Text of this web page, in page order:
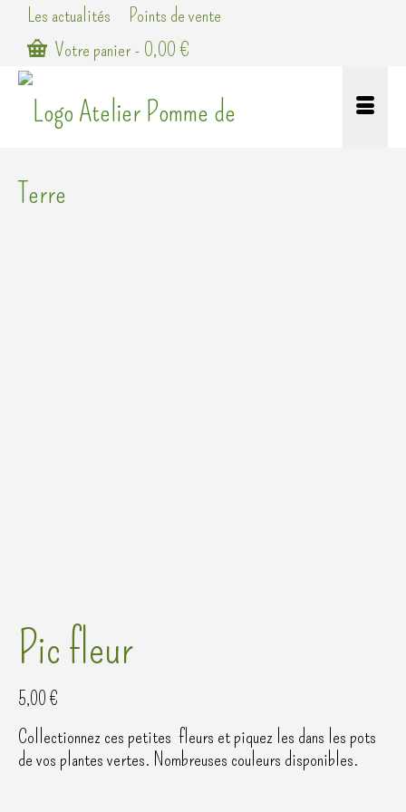
Les actualités
Points de vente
Votre panier- 0,00€
Pic fleur
5,00 €
Collectionnez ces petites fleurs et piquez les dans les pots
de vos plantes vertes. Nombreuses couleurs disponibles.